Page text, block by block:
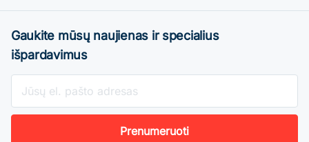
Gaukite mūsų naujienas ir specialius
išpardavimus